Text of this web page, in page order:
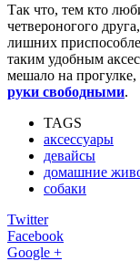
Так что, тем кто
четвероногого
лишних
таким удобным
мешало на
руки свободными.
TAGS
аксессуары
девайсы
домашние
собаки
Twitter
Facebook
Google +